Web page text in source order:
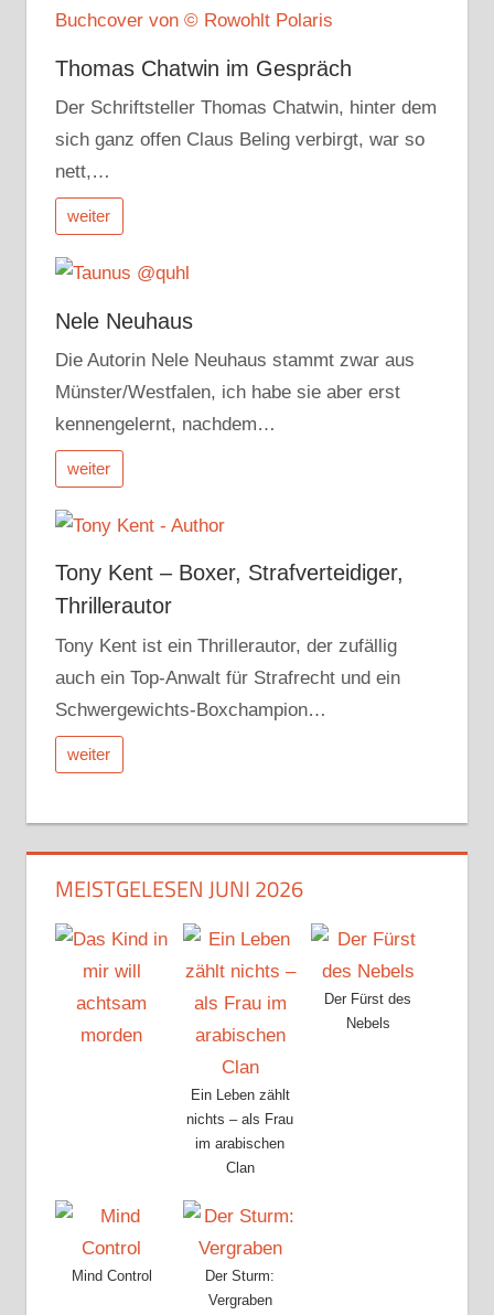
Thomas Chatwin im Gespräch
Der Schriftsteller Thomas Chatwin, hinter dem
sich ganz offen Claus Beling verbirgt, war so
nett,…
weiter
Nele Neuhaus
Die Autorin Nele Neuhaus stammt zwar aus
Münster/Westfalen, ich habe sie aber erst
kennengelernt, nachdem…
weiter
Tony Kent – Boxer, Strafverteidiger,
Thrillerautor
Tony Kent ist ein Thrillerautor, der zufällig
auch ein Top-Anwalt für Strafrecht und ein
Schwergewichts-Boxchampion…
weiter
MEISTGELESEN JUNI 2026
Ein Leben zählt
nichts – als Frau
im arabischen
Clan
Der Fürst des
Nebels
Mind Control
Der Sturm:
Vergraben